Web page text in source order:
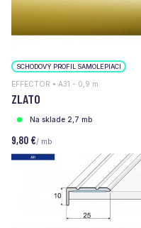
SCHODOVÝ PROFIL SAMOLEPIACI
EFFECTOR • A31 - 0,9 m
ZLATO
Na sklade 2,7 mb
9,80 €/ mb